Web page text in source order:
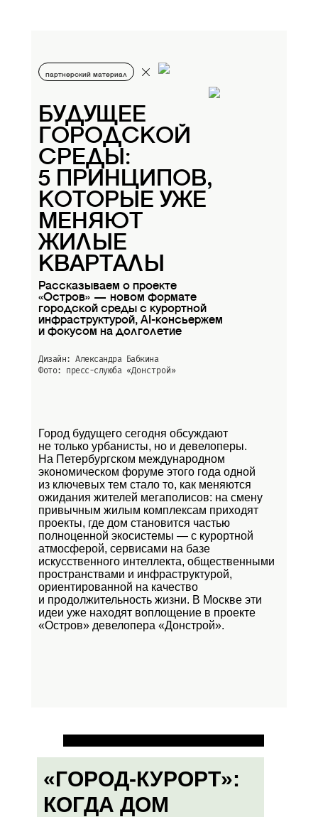
партнерский материал
БУДУЩЕЕ
ГОРОДСКОЙ
СРЕДЫ:
5 ПРИНЦИПОВ,
КОТОРЫЕ УЖЕ
МЕНЯЮТ
ЖИЛЫЕ
КВАРТАЛЫ
Рассказываем о проекте
«Остров» — новом формате
городской среды с курортной
инфраструктурой, AI-консьержем
и фокусом на долголетие
Дизайн: Александра Бабкина
Фото: пресс-слуюба «Донстрой»
Город будущего сегодня обсуждают
не только урбанисты, но и девелоперы.
На Петербургском международном
экономическом форуме этого года одной
из ключевых тем стало то, как меняются
ожидания жителей мегаполисов: на смену
привычным жилым комплексам приходят
проекты, где дом становится частью
полноценной экосистемы — с курортной
атмосферой, сервисами на базе
искусственного интеллекта, общественными
пространствами и инфраструктурой,
ориентированной на качество
и продолжительность жизни. В Москве эти
идеи уже находят воплощение в проекте
«Остров» девелопера «Донстрой».
«ГОРОД-КУРОРТ»:
КОГДА ДОМ